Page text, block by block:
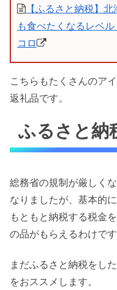
【ふるさと納税】
も食べたくなるレベ
コロ
こちらもたくさんのア
返礼品です。
ふるさと納
総務省の規制が厳しく
なりましたが、基本的
もともと納税する税金
の品がもらえるわけです
まだふるさと納税をし
をおススメします。